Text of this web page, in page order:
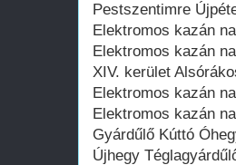
Pestszentimre
Elektromos kazán
Elektromos kazán
XIV. kerület
Elektromos kazán
Elektromos kazán
Gyárdűlő Kúttó
Újhegy